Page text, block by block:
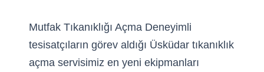
Mutfak Tıkanıklığı Açma Deneyimli
tesisatçıların görev aldığı Üsküdar tıkanıklık
açma servisimiz en yeni ekipmanları